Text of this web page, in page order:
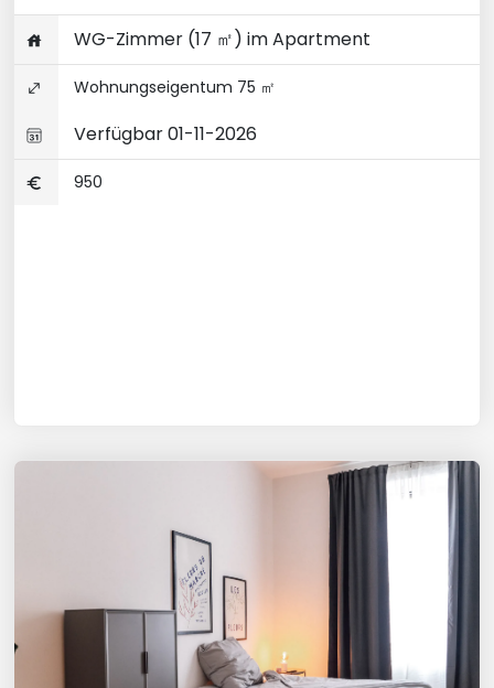
WG-Zimmer (17 ㎡) im Apartment
Wohnungseigentum 75 ㎡
Verfügbar 01-11-2026
950